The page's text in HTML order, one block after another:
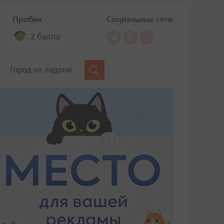
Пробки
2 балла
Социальные сети
Город на ладони